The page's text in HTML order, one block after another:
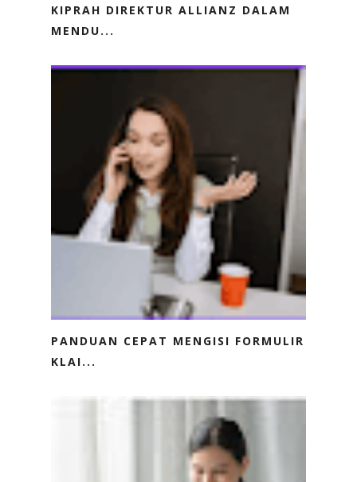
KIPRAH DIREKTUR ALLIANZ DALAM
MENDU...
PANDUAN CEPAT MENGISI FORMULIR
KLAI...